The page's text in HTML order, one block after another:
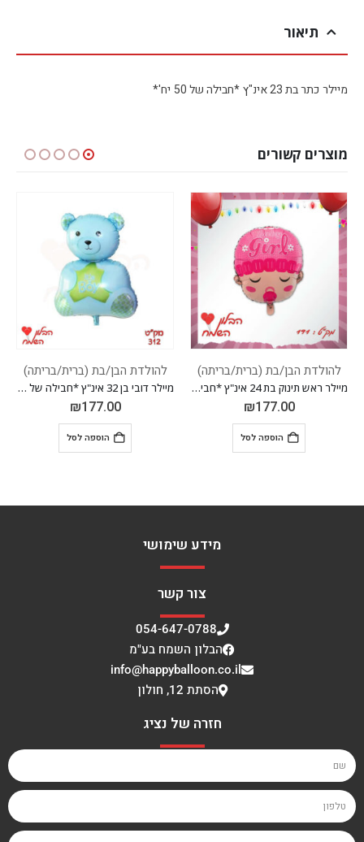
תיאור
מיילר כתר בת 23 אינ"ץ *חבילה של 50 יח'*
מוצרים קשורים
להולדת הבן/בת (ברית/בריתה)
177.00
הוספה לסל
המלאי אזל
להולדת הבן/בת (ברית/בריתה)
מיילר חולצה בן 32 אינ"ץ *חבילה של 50 יח'*
177.00
מידע נוסף
מידע שימושי
צור קשר
054-647-0788
הבלון השמח בע"מ
info@happyballoon.co.il
הסתת 12, חולון
חזרה של נציג